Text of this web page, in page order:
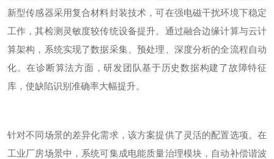
新型传感器采用复合材料封装技术，可在强电磁干扰环境下稳定
工作，其检测灵敏度较传统设备提升。通过融合边缘计算与云计
算架构，系统实现了数据采集、预处理、深度分析的全流程自动
化。在诊断算法方面，研发团队基于历史数据构建了故障特征
库，使缺陷识别准确率大幅提升。
针对不同场景的差异化需求，该方案提供了灵活的配置选项。在
工业厂房场景中，系统可集成电能质量治理模块，自动补偿谐波